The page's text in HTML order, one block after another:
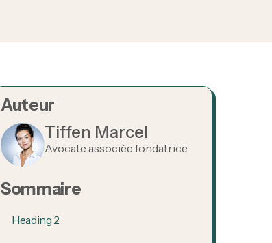
Auteur
Tiffen Marcel
Avocate associée fondatrice
Sommaire
Heading 2